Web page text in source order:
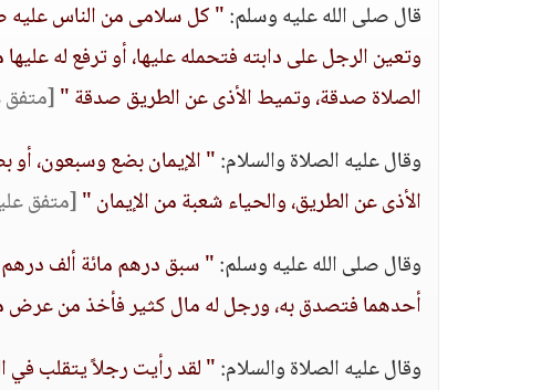
قال صلى الله عليه وسلم:" كل سلامى من الناس عليه
وتعين الرجل على دابته فتحمله عليها، أو ترفع له
الصلاة صدقة، وتميط الأذى عن الطريق صدقة "[متفق
وقال عليه الصلاة والسلام:" الإيمان بضع وسبعون، أو
الأذى عن الطريق، والحياء شعبة من الإيمان "[متفق
وقال صلى الله عليه وسلم:" سبق درهم مائة ألف
أحدهما فتصدق به، ورجل له مال كثير فأخذ من عرض
وقال عليه الصلاة والسلام:" لقد رأيت رجلاً يتقلب